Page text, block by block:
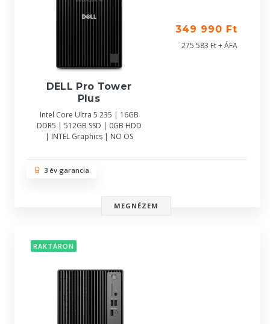
DELL Pro Tower
Plus
Intel Core Ultra 5 235 | 16GB
DDR5 | 512GB SSD | 0GB HDD
| INTEL Graphics | NO OS
349 990 Ft
275 583 Ft + ÁFA
3 év garancia
MEGNÉZEM
RAKTÁRON